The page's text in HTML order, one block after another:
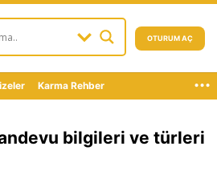
OTURUM AÇ
Karma Rehber ...
bilgileri ve türleri